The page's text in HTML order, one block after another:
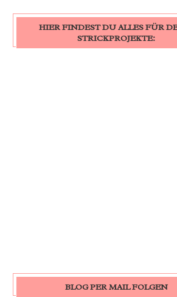
HIER FINDEST DU ALLES FÜR
STRICKPROJEKTE:
BLOG PER MAIL FOLGEN